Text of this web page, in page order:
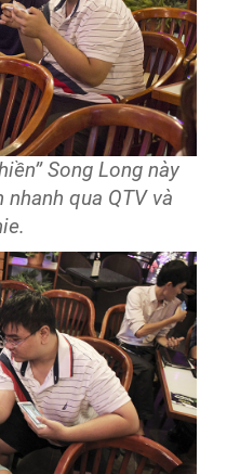
Song Long này
qua QTV và